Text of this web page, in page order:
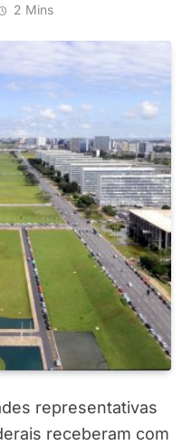
2 Mins
representativas
receberam com